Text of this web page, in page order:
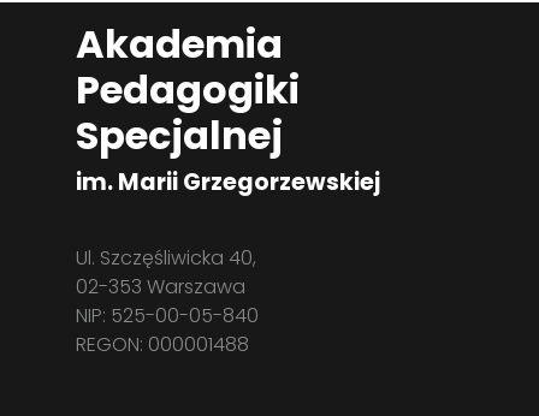
Akademia
Pedagogiki
Specjalnej
im. Marii Grzegorzewskiej
Ul. Szczęśliwicka 40,
02-353 Warszawa
NIP: 525-00-05-840
REGON: 000001488